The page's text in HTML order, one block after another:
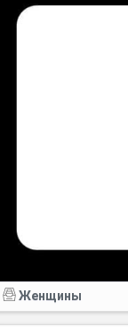
Женщины